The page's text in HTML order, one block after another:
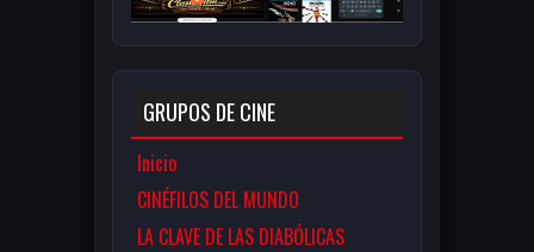
GRUPOS DE CINE
Inicio
CINÉFILOS DEL MUNDO
LA CLAVE DE LAS DIABÓLICAS